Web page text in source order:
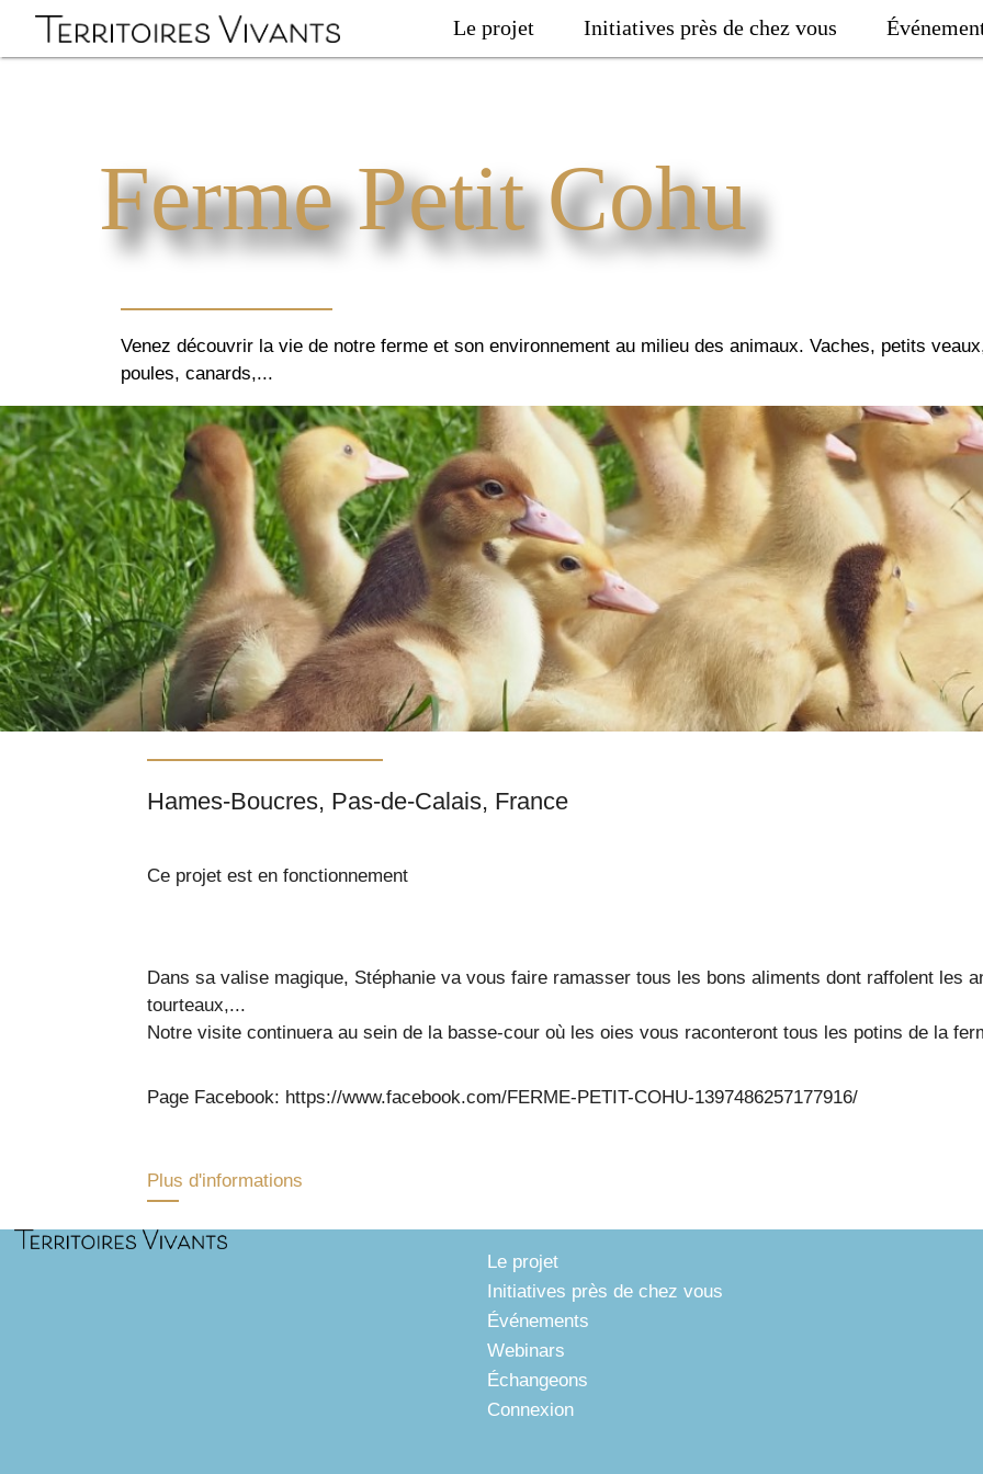
Le projet Initiatives près de chez vous
Ferme Petit Cohu
Venez découvrir la vie de notre ferme et son environnement au milieu des animaux. Vaches, petits
poules, canards,...
Hames-Boucres, Pas-de-Calais, France
Ce projet est en fonctionnement
Dans sa valise magique, Stéphanie va vous faire ramasser tous les bons aliments dont raffolent les
tourteaux,...
Notre visite continuera au sein de la basse-cour où les oies vous raconteront tous les potins de la
Page Facebook: https://www.facebook.com/FERME-PETIT-COHU-1397486257177916/
Plus d'informations
Le projet
Initiatives près de chez vous
Événements
Webinars
Échangeons
Connexion